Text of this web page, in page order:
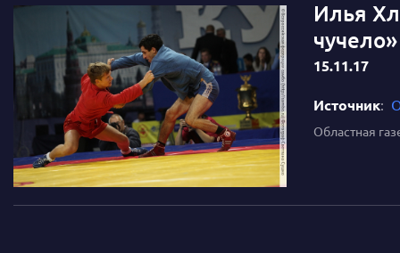
Илья
чучело»
15.11.17
Источник:
Областная